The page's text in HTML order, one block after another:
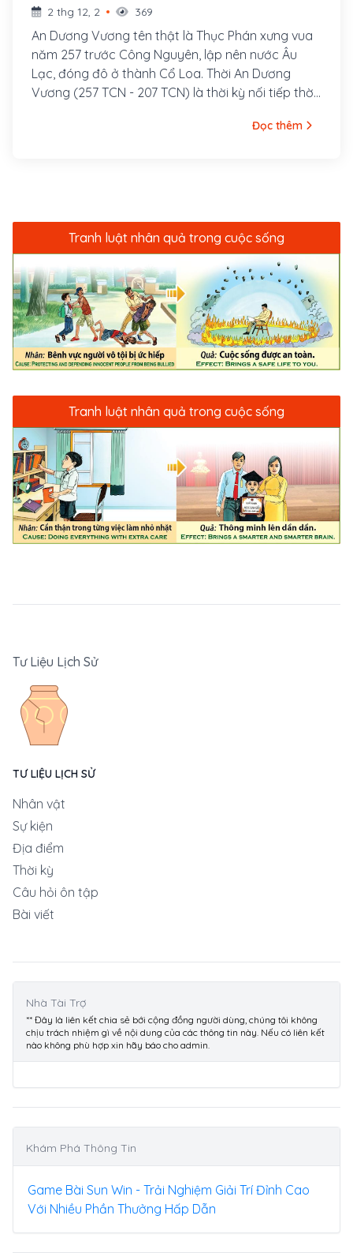
2 thg 12, 2 369
An Dương Vương tên thật là Thục Phán xưng vua
năm 257 trước Công Nguyên, lập nên nước Âu
Lạc, đóng đô ở thành Cổ Loa. Thời An Dương
Vương (257 TCN - 207 TCN) là thời kỳ nối tiếp thời
Đọc thêm
Tranh luật nhân quả trong cuộc sống
Tranh luật nhân quả trong cuộc sống
Tư Liệu Lịch Sử
TƯ LIỆU LỊCH SỬ
Nhân vật
Sự kiện
Địa điểm
Thời kỳ
Câu hỏi ôn tập
Bài viết
Nhà Tài Trợ
** Đây là liên kết chia sẻ bới cộng đồng người dùng, chúng tôi không
chịu trách nhiệm gì về nội dung của các thông tin này. Nếu có liên kết
nào không phù hợp xin hãy báo cho admin.
Khám Phá Thông Tin
Game Bài Sun Win - Trải Nghiệm Giải Trí Đỉnh Cao
Với Nhiều Phần Thưởng Hấp Dẫn